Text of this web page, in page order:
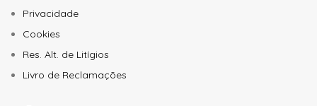
Privacidade
Cookies
Res. Alt. de Litígios
Livro de Reclamações